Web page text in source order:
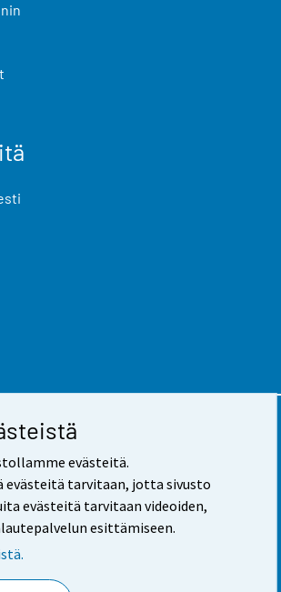
evästeitä.
tarvitaan, jotta sivusto
evästeitä tarvitaan videoiden,
esittämiseen.